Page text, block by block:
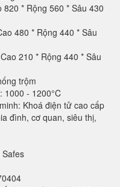
* Rộng 560 * Sâu 430
480 * Rộng 440 * Sâu
210 * Rộng 440 * Sâu
trộm
1000 - 1200°C
Khoá điện tử cao cấp
đình, cơ quan, siêu thị,